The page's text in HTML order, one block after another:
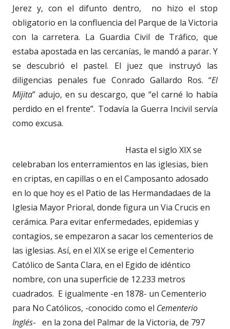
Jerez y, con el difunto dentro, no hizo el stop
obligatorio en la confluencia del Parque de la Victoria
con la carretera. La Guardia Civil de Tráfico, que
estaba apostada en las cercanías, le mandó a parar. Y
se descubrió el pastel. El juez que instruyó las
diligencias penales fue Conrado Gallardo Ros. “El
Mijita” adujo, en su descargo, que “el carné lo había
perdido en el frente”. Todavía la Guerra Incivil servía
como excusa.
Hasta el siglo XIX se
celebraban los enterramientos en las iglesias, bien
en criptas, en capillas o en el Camposanto adosado
en lo que hoy es el Patio de las Hermandadaes de la
Iglesia Mayor Prioral, donde figura un Via Crucis en
cerámica. Para evitar enfermedades, epidemias y
contagios, se empezaron a sacar los cementerios de
las iglesias. Así, en el XIX se erige el Cementerio
Católico de Santa Clara, en el Egido de idéntico
nombre, con una superficie de 12.233 metros
cuadrados. E igualmente -en 1878- un Cementerio
para No Católicos, -conocido como el Cementerio
Inglés- en la zona del Palmar de la Victoria, de 797